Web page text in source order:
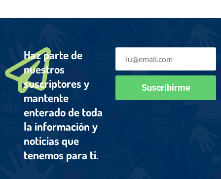
Haz parte de
nuestros
suscriptores y
mantente
enterado de toda
la información y
noticias que
tenemos para ti.
Suscribirme